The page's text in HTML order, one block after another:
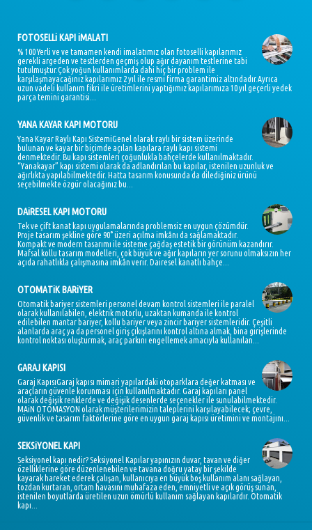
FOTOSELLi KAPI iMALATI
% 100 Yerli ve ve tamamen kendi imalatımız olan fotoselli kapılarımız
gerekli argeden ve testlerden geçmiş olup ağır dayanım testlerine tabi
tutulmuştur.Çok yoğun kullanımlarda dahi hiç bir problem ile
karşılaşmayacağınız kapılarımız 2 yıl ile resmi firma garantimiz altındadır.Ayrıca
uzun vadeli kullanım fikri ile üretimlerini yaptığımız kapılarımıza 10 yıl geçerli yedek
parça temini garantisi...
YANA KAYAR KAPI MOTORU
Yana Kayar Raylı Kapı SistemiGenel olarak raylı bir sistem üzerinde
bulunan ve kayar bir biçimde açılan kapılara raylı kapı sistemi
denmektedir. Bu kapı sistemleri çoğunlukla bahçelerde kullanılmaktadır.
“Yanakayar” kapı sistemi olarak da adlandırılan bu kapılar, istenilen uzunluk ve
ağırlıkta yapılabilmektedir. Hatta tasarım konusunda da dilediğiniz ürünü
seçebilmekte özgür olacağınız bu...
DAiRESEL KAPI MOTORU
Tek ve çift kanat kapı uygulamalarında problemsiz en uygun çözümdür.
Proje tasarım şekline göre 90° üzeri açılma imkânı da sağlamaktadır.
Kompakt ve modern tasarımı ile sisteme çağdaş estetik bir görünüm kazandırır.
Mafsal kollu tasarım modelleri, çok büyük ve ağır kapıların yer sorunu olmaksızın her
açıda rahatlıkla çalışmasına imkân verir. Dairesel kanatlı bahçe...
OTOMATiK BARiYER
Otomatik bariyer sistemleri personel devam kontrol sistemleri ile paralel
olarak kullanılabilen, elektrik motorlu, uzaktan kumanda ile kontrol
edilebilen mantar bariyer, kollu bariyer veya zincir bariyer sistemleridir. Çeşitli
alanlarda araç ya da personel giriş çıkışlarını kontrol altına almak, bina girişlerinde
kontrol noktası oluşturmak, araç parkını engellemek amacıyla kullanılan...
GARAJ KAPISI
Garaj KapısıGaraj kapısı mimari yapılardaki otoparklara değer katması ve
araçların güvenle korunması için kullanılmaktadır. Garaj kapıları panel
olarak değişik renklerde ve değişik desenlerde seçenekler ile sunulabilmektedir.
MAiN OTOMASYON olarak müşterilerimizin taleplerini karşılayabilecek; çevre,
güvenlik ve tasarım faktörlerine göre en uygun garaj kapısı üretimini ve montajını...
SEKSiYONEL KAPI
Seksiyonel kapı nedir? Seksiyonel Kapılar yapınızın duvar, tavan ve diğer
özelliklerine göre düzenlenebilen ve tavana doğru yatay bir şekilde
kayarak hareket ederek çalışan, kullanıcıya en büyük boş kullanım alanı sağlayan,
tozdan kurtaran, ortam havasını muhafaza eden, emniyetli ve açık görüş sunan,
istenilen boyutlarda üretilen uzun ömürlü kullanım sağlayan kapılardır. Otomatik
kapı...